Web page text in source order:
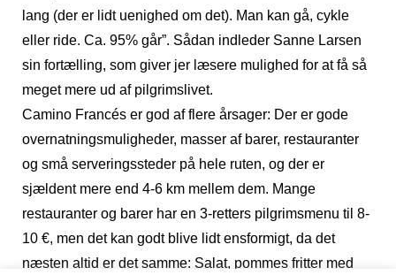
lang (der er lidt uenighed om det). Man kan gå, cykle
eller ride. Ca. 95% går”. Sådan indleder Sanne Larsen
sin fortælling, som giver jer læsere mulighed for at få så
meget mere ud af pilgrimslivet.
Camino Francés er god af flere årsager: Der er gode
overnatningsmuligheder, masser af barer, restauranter
og små serveringssteder på hele ruten, og der er
sjældent mere end 4-6 km mellem dem. Mange
restauranter og barer har en 3-retters pilgrimsmenu til 8-
10 €, men det kan godt blive lidt ensformigt, da det
næsten altid er det samme: Salat, pommes fritter med